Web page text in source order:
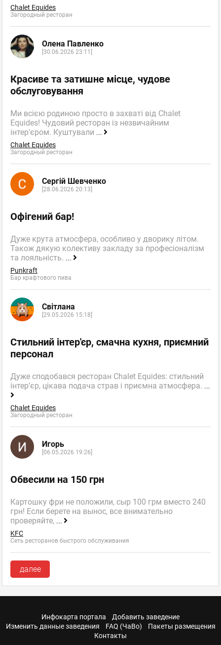
Chalet Equides
Загородный ресторан
Олена Павленко
[30.06.2026 23:11]
Красиве та затишне місце, чудове
обслуговування
Ми всією родиною просто в захваті від Chalet
Equides! Чудовий ресторан із незвичайним
інтер'єром. Куштували ...
Chalet Equides
Загородный ресторан
Сергій Шевченко
[28.06.2026 20:13]
Офігений бар!
Дуже крута атмосфера, особливо у дворику літом.
Також дякую колективу закладу за професіоналізм
та лояльність. ...
Punkraft
Бар крафтового пива
Світлана
[29.05.2026 15:18]
Стильний інтер'єр, смачна кухня, приємний
персонал
Дуже сподобався ресторан Chalet Equides: стильний
інтер’єр, цікава подача страв і приємна атмосфера. ...
Chalet Equides
Загородный ресторан
Игорь
[06.05.2026 19:26]
Обвесили на 150 грн
Картошку фри не положили, сыр 100 грм вместо 240
грн! Если берете на вынос, все внимательно
проверяйте, ...
KFC
Сеть ресторанов быстрого обслуживания
далее
Инфокарта портала
Добавить заведение
Изменить данные заведения
FAQ (ЧаВо)
Пакеты размещения
Контакты